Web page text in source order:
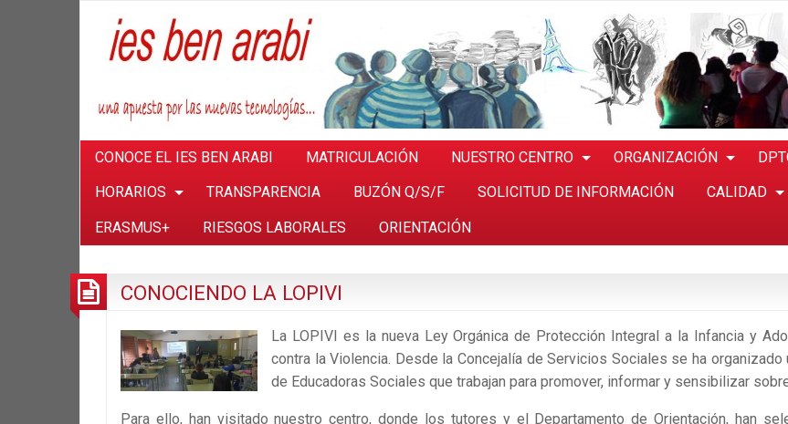
CONOCE EL IES BEN ARABI MATRICULACIÓN NUESTRO CENTRO ORGANIZACIÓN
HORARIOS TRANSPARENCIA BUZÓN Q/S/F SOLICITUD DE INFORMACIÓN CALIDAD
ERASMUS+ RIESGOS LABORALES ORIENTACIÓN
CONOCIENDO LA LOPIVI
La LOPIVI es la nueva Ley Orgánica de Protección Integral a la Infancia y
contra la Violencia. Desde la Concejalía de Servicios Sociales se ha organizado
de Educadoras Sociales que trabajan para promover, informar y sensibilizar
Para ello, han visitado nuestro centro, donde los tutores y el Departamento de Orientación, han